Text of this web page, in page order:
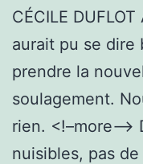
CÉCILE
aurait pu se dire
prendre la
soulagement.
rien. <!–more–>
nuisibles, pas